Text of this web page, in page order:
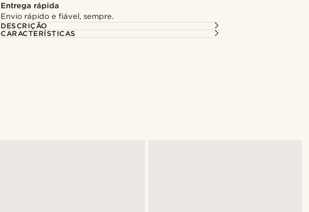
Entrega rápida
Envio rápido e fiável, sempre.
DESCRIÇÃO
CARACTERÍSTICAS